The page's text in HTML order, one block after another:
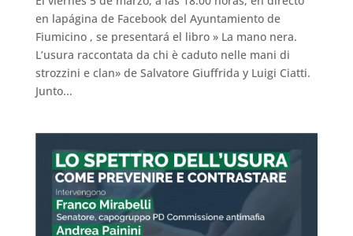
en lapágina de Facebook del Ayuntamiento de
Fiumicino , se presentará el libro » La mano nera.
L’usura raccontata da chi è caduto nelle mani di
strozzini e clan» de Salvatore Giuffrida y Luigi Ciatti.
Junto...